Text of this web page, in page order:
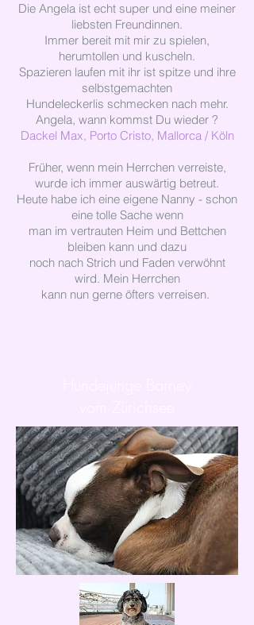
Die Angela ist echt super und eine meiner
liebsten Freundinnen.
Immer bereit mit mir zu spielen,
herumtollen und kuscheln.
Spazieren laufen mit ihr ist spitze und ihre
selbstgemachten
Hundeleckerlis schmecken nach mehr.
Angela, wann kommst Du wieder ?
Dackel Max, Porto Cristo, Mallorca / Köln
Früher, wenn mein Herrchen verreiste,
wurde ich immer auswärtig betreut.
Heute habe ich eine eigene Nanny - schon
eine tolle Sache wenn
man im vertrauten Heim und Bettchen
bleiben kann und dazu
noch nach Strich und Faden verwöhnt
wird. Mein Herrchen
kann nun gerne öfters verreisen.